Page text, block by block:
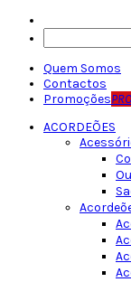
Quem Somos
Contactos
Promoções
ACORDEÕES